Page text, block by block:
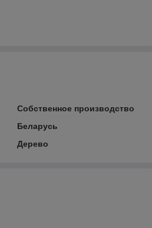
Собственное производство
Беларусь
Дерево